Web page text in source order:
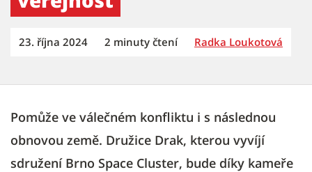
23. října 2024 2 minuty čtení Radka Loukotová
Pomůže ve válečném konfliktu i s následnou
obnovou země. Družice Drak, kterou vyvíjí
sdružení Brno Space Cluster, bude díky kameře